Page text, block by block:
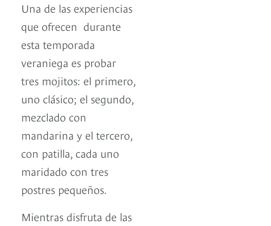
Una de las experiencias
que ofrecen durante
esta temporada
veraniega es probar
tres mojitos: el primero,
uno clásico; el segundo,
mezclado con
mandarina y el tercero,
con patilla, cada uno
maridado con tres
postres pequeños.
Mientras disfruta de las